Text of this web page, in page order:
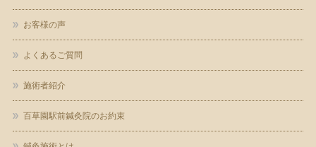
お客様の声
よくあるご質問
施術者紹介
百草園駅前鍼灸院のお約束